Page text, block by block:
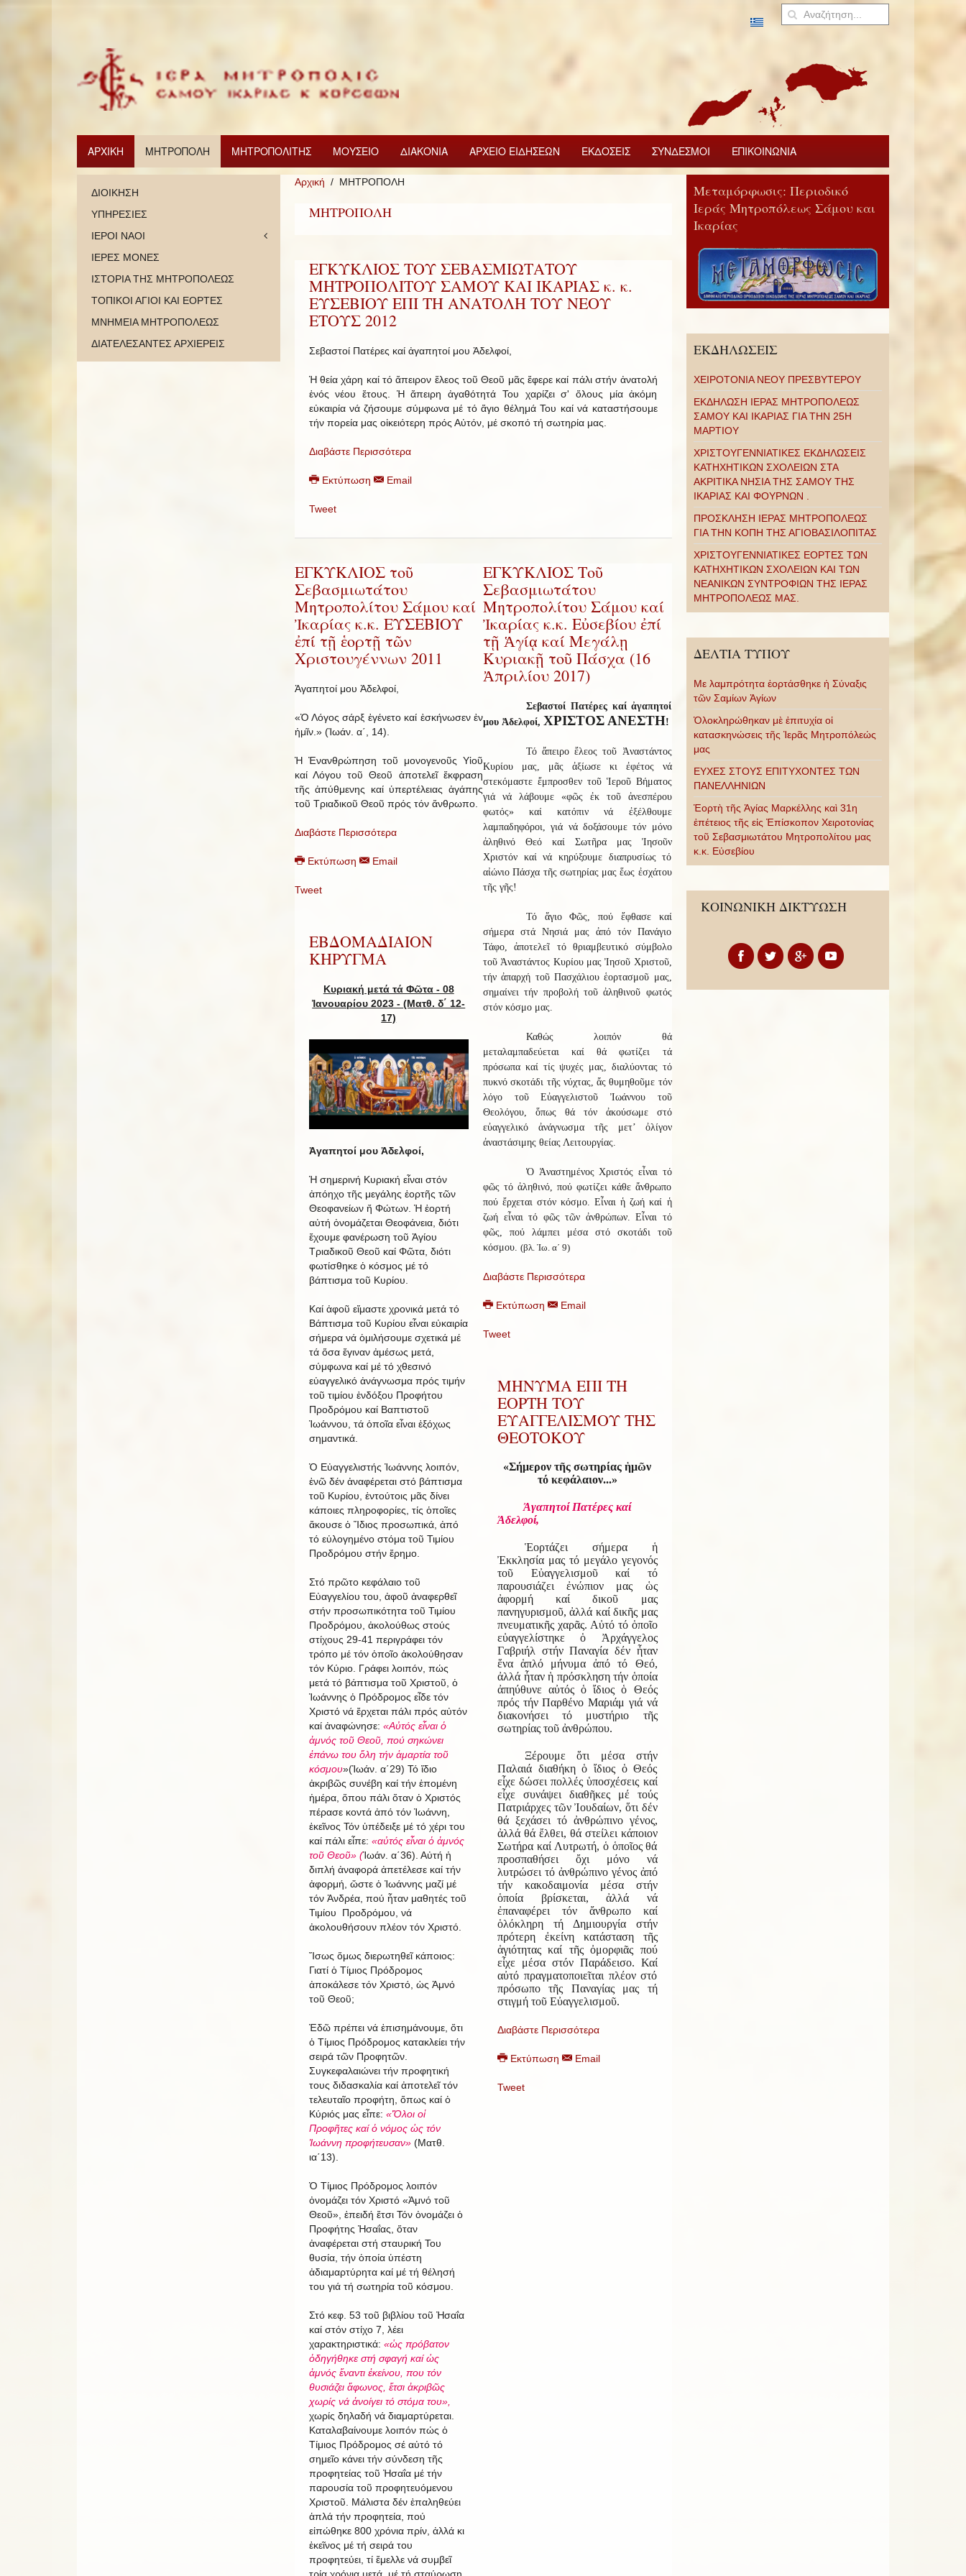
ΑΡΧΙΚΗ ΜΗΤΡΟΠΟΛΗ ΜΗΤΡΟΠΟΛΙΤΗΣ ΜΟΥΣΕΙΟ ΔΙΑΚΟΝΙΑ ΑΡΧΕΙΟ ΕΙΔΗΣΕΩΝ ΕΚΔΟΣΕΙΣ ΣΥΝΔΕΣΜΟΙ ΕΠΙΚΟΙΝΩΝΙΑ
Αρχική ΜΗΤΡΟΠΟΛΗ
ΜΗΤΡΟΠΟΛΗ
ΕΓΚΥΚΛΙΟΣ ΤΟΥ ΣΕΒΑΣΜΙΩΤΑΤΟΥ
ΜΗΤΡΟΠΟΛΙΤΟΥ ΣΑΜΟΥ ΚΑΙ ΙΚΑΡΙΑΣ κ. κ.
ΕΥΣΕΒΙΟΥ ΕΠΙ ΤΗ ΑΝΑΤΟΛΗ ΤΟΥ ΝΕΟΥ
ΕΤΟΥΣ 2012
Σεβαστοί Πατέρες καί ἀγαπητοί μου Ἀδελφοί,
Ἡ θεία χάρη καί τό ἄπειρον ἔλεος τοῦ Θεοῦ μᾶς ἔφερε καί πάλι στήν ἀνατολή
ἑνός νέου ἔτους. Ἡ ἄπειρη ἀγαθότητά Του χαρίζει σ' ὅλους μία ἀκόμη
εὐκαιρία νά ζήσουμε σύμφωνα μέ τό ἅγιο θέλημά Του καί νά καταστήσουμε
τήν πορεία μας οἰκειότερη πρός Αὐτόν, μέ σκοπό τή σωτηρία μας.
Διαβάστε Περισσότερα
Εκτύπωση Email
Tweet
ΕΓΚΥΚΛΙΟΣ τοῦ
Σεβασμιωτάτου
Μητροπολίτου Σάμου καί
Ἰκαρίας κ.κ. ΕΥΣΕΒΙΟΥ
ἐπί τῇ ἑορτῇ τῶν
Χριστουγέννων 2011
Ἀγαπητοί μου Ἀδελφοί,
«Ὁ Λόγος σάρξ ἐγένετο καί ἐσκήνωσεν ἐν
ἡμῖν.» (Ἰωάν. α΄, 14).
Ἡ Ἐνανθρώπηση τοῦ μονογενοῦς Υἱοῦ
καί Λόγου τοῦ Θεοῦ ἀποτελεῖ ἔκφραση
τῆς ἀπύθμενης καί ὑπερτέλειας ἀγάπης
τοῦ Τριαδικοῦ Θεοῦ πρός τόν ἄνθρωπο.
Διαβάστε Περισσότερα
Εκτύπωση Email
Tweet
ΕΒΔΟΜΑΔΙΑΙΟΝ
ΚΗΡΥΓΜΑ
Κυριακή μετά τά Φῶτα - 08
Ἰανουαρίου 2023 -(Ματθ. δ΄ 12-
17)
Ἀγαπητοί μου Ἀδελφοί,
Ἡ σημερινή Κυριακή εἶναι στόν
ἀπόηχο τῆς μεγάλης ἑορτῆς τῶν
Θεοφανείων ἤ Φώτων. Ἡ ἑορτή
αὐτή ὀνομάζεται Θεοφάνεια, διότι
ἔχουμε φανέρωση τοῦ Ἁγίου
Τριαδικοῦ Θεοῦ καί Φῶτα, διότι
φωτίσθηκε ὁ κόσμος μέ τό
βάπτισμα τοῦ Κυρίου.
Καί ἀφοῦ εἴμαστε χρονικά μετά τό
Βάπτισμα τοῦ Κυρίου εἶναι εὐκαιρία
σήμερα νά ὁμιλήσουμε σχετικά μέ
τά ὅσα ἔγιναν ἀμέσως μετά,
σύμφωνα καί μέ τό χθεσινό
εὐαγγελικό ἀνάγνωσμα πρός τιμήν
τοῦ τιμίου ἐνδόξου Προφήτου
Προδρόμου καί Βαπτιστοῦ
Ἰωάννου, τά ὁποῖα εἶναι ἐξόχως
σημαντικά.
Ὁ Εὐαγγελιστής Ἰωάννης λοιπόν,
ἐνῶ δέν ἀναφέρεται στό βάπτισμα
τοῦ Κυρίου, ἐντούτοις μᾶς δίνει
κάποιες πληροφορίες, τίς ὁποῖες
ἄκουσε ὁ Ἴδιος προσωπικά, ἀπό
τό εὐλογημένο στόμα τοῦ Τιμίου
Προδρόμου στήν ἔρημο.
Στό πρῶτο κεφάλαιο τοῦ
Εὐαγγελίου του, ἀφοῦ ἀναφερθεῖ
στήν προσωπικότητα τοῦ Τιμίου
Προδρόμου, ἀκολούθως στούς
στίχους 29-41 περιγράφει τόν
τρόπο μέ τόν ὁποῖο ἀκολούθησαν
τόν Κύριο. Γράφει λοιπόν, πώς
μετά τό βάπτισμα τοῦ Χριστοῦ, ὁ
Ἰωάννης ὁ Πρόδρομος εἶδε τόν
Χριστό νά ἔρχεται πάλι πρός αὐτόν
καί ἀναφώνησε: «Αὐτός εἶναι ὁ
ἀμνός τοῦ Θεοῦ, πού σηκώνει
ἐπάνω του ὅλη τήν ἁμαρτία τοῦ
κόσμου»(Ἰωάν. α΄29) Τό ἴδιο
ἀκριβῶς συνέβη καί τήν ἑπομένη
ἡμέρα, ὅπου πάλι ὅταν ὁ Χριστός
πέρασε κοντά ἀπό τόν Ἰωάννη,
ἐκεῖνος Τόν ὑπέδειξε μέ τό χέρι του
καί πάλι εἶπε: «αὐτός εἶναι ὁ ἀμνός
τοῦ Θεοῦ» (Ἰωάν. α΄36). Αὐτή ἡ
διπλή ἀναφορά ἀπετέλεσε καί τήν
ἀφορμή, ὥστε ὁ Ἰωάννης μαζί μέ
τόν Ἀνδρέα, πού ἦταν μαθητές τοῦ
Τιμίου Προδρόμου, νά
ἀκολουθήσουν πλέον τόν Χριστό.
Ἴσως ὅμως διερωτηθεῖ κάποιος:
Γιατί ὁ Τίμιος Πρόδρομος
ἀποκάλεσε τόν Χριστό, ὡς Ἀμνό
τοῦ Θεοῦ;
Ἐδῶ πρέπει νά ἐπισημάνουμε, ὅτι
ὁ Τίμιος Πρόδρομος κατακλείει τήν
σειρά τῶν Προφητῶν.
Συγκεφαλαιώνει τήν προφητική
τους διδασκαλία καί ἀποτελεῖ τόν
τελευταῖο προφήτη, ὅπως καί ὁ
Κύριός μας εἶπε: «Ὅλοι οἱ
Προφῆτες καί ὁ νόμος ὡς τόν
Ἰωάννη προφήτευσαν»(Ματθ.
ια΄13).
Ὁ Τίμιος Πρόδρομος λοιπόν
ὀνομάζει τόν Χριστό «Ἀμνό τοῦ
Θεοῦ», ἐπειδή ἔτσι Τόν ὀνομάζει ὁ
Προφήτης Ἠσαΐας, ὅταν
ἀναφέρεται στή σταυρική Του
θυσία, τήν ὁποία ὑπέστη
ἀδιαμαρτύρητα καί μέ τή θέλησή
του γιά τή σωτηρία τοῦ κόσμου.
Στό κεφ. 53 τοῦ βιβλίου τοῦ Ἠσαΐα
καί στόν στίχο 7, λέει
χαρακτηριστικά: «ὡς πρόβατον
ὁδηγήθηκε στή σφαγή καί ὡς
ἀμνός ἔναντι ἐκείνου, που τόν
θυσιάζει ἄφωνος, ἔτσι ἀκριβῶς
χωρίς νά ἀνοίγει τό στόμα του»,
χωρίς δηλαδή νά διαμαρτύρεται.
Καταλαβαίνουμε λοιπόν πώς ὁ
Τίμιος Πρόδρομος σέ αὐτό τό
σημεῖο κάνει τήν σύνδεση τῆς
προφητείας τοῦ Ἠσαΐα μέ τήν
παρουσία τοῦ προφητευόμενου
Χριστοῦ. Μάλιστα δέν ἐπαληθεύει
ἁπλά τήν προφητεία, πού
εἰπώθηκε 800 χρόνια πρίν, ἀλλά κι
ἐκεῖνος μέ τή σειρά του
προφητεύει, τί ἔμελλε νά συμβεῖ
ΕΓΚΥΚΛΙΟΣ Τοῦ
Σεβασμιωτάτου
Μητροπολίτου Σάμου καί
Ἰκαρίας κ.κ. Εὐσεβίου ἐπί
τῇ Ἁγίᾳ καί Μεγάλῃ
Κυριακῇ τοῦ Πάσχα (16
Ἀπριλίου 2017)
Σεβαστοί Πατέρες καί ἀγαπητοί
μου Ἀδελφοί, ΧΡΙΣΤΟΣ ΑΝΕΣΤΗ!
Τό ἄπειρο ἔλεος τοῦ Ἀναστάντος
Κυρίου μας, μᾶς ἀξίωσε κι ἐφέτος νά
στεκόμαστε ἔμπροσθεν τοῦ Ἱεροῦ Βήματος
γιά νά λάβουμε «φῶς ἐκ τοῦ ἀνεσπέρου
φωτός» καί κατόπιν νά ἐξέλθουμε
λαμπαδηφόροι, γιά νά δοξάσουμε τόν μόνο
ἀληθινό Θεό καί Σωτῆρα μας Ἰησοῦν
Χριστόν καί νά κηρύξουμε διαπρυσίως τό
αἰώνιο Πάσχα τῆς σωτηρίας μας ἕως ἐσχάτου
τῆς γῆς!
Τό ἅγιο Φῶς, πού ἔφθασε καί
σήμερα στά Νησιά μας ἀπό τόν Πανάγιο
Τάφο, ἀποτελεῖ τό θριαμβευτικό σύμβολο
τοῦ Ἀναστάντος Κυρίου μας Ἰησοῦ Χριστοῦ,
τήν ἀπαρχή τοῦ Πασχάλιου ἑορτασμοῦ μας,
σημαίνει τήν προβολή τοῦ ἀληθινοῦ φωτός
στόν κόσμο μας.
Καθώς λοιπόν θά
μεταλαμπαδεύεται καί θά φωτίζει τά
πρόσωπα καί τίς ψυχές μας, διαλύοντας τό
πυκνό σκοτάδι τῆς νύχτας, ἄς θυμηθοῦμε τόν
λόγο τοῦ Εὐαγγελιστοῦ Ἰωάννου τοῦ
Θεολόγου, ὅπως θά τόν ἀκούσωμε στό
εὐαγγελικό ἀνάγνωσμα τῆς μετ’ ὀλίγον
ἀναστάσιμης θείας Λειτουργίας.
Ὁ Ἀναστημένος Χριστός εἶναι τό
φῶς τό ἀληθινό, πού φωτίζει κάθε ἄνθρωπο
πού ἔρχεται στόν κόσμο. Εἶναι ἡ ζωή καί ἡ
ζωή εἶναι τό φῶς τῶν ἀνθρώπων. Εἶναι τό
φῶς, πού λάμπει μέσα στό σκοτάδι τοῦ
κόσμου. (βλ. Ἰω. α΄ 9)
Διαβάστε Περισσότερα
Εκτύπωση Email
Tweet
ΜΗΝΥΜΑ ΕΠΙ ΤΗ
ΕΟΡΤΗ ΤΟΥ
ΕΥΑΓΓΕΛΙΣΜΟΥ ΤΗΣ
ΘΕΟΤΟΚΟΥ
«Σήμερον τῆς σωτηρίας ἡμῶν
τό κεφάλαιον...»
Ἀγαπητοί Πατέρες καί
Ἀδελφοί,
Ἑορτάζει σήμερα ἡ
Ἐκκλησία μας τό μεγάλο γεγονός
τοῦ Εὐαγγελισμοῦ καί τό
παρουσιάζει ἐνώπιον μας ὡς
ἀφορμή καί δικοῦ μας
πανηγυρισμοῦ, ἀλλά καί δικῆς μας
πνευματικῆς χαρᾶς. Αὐτό τό ὁποῖο
εὐαγγελίστηκε ὁ Ἀρχάγγελος
Γαβριήλ στήν Παναγία δέν ἦταν
ἕνα ἁπλό μήνυμα ἀπό τό Θεό,
ἀλλά ἦταν ἡ πρόσκληση τήν ὁποία
ἀπηύθυνε αὐτός ὁ ἴδιος ὁ Θεός
πρός τήν Παρθένο Μαριάμ γιά νά
διακονήσει τό μυστήριο τῆς
σωτηρίας τοῦ ἀνθρώπου.
Ξέρουμε ὅτι μέσα στήν
Παλαιά διαθήκη ὁ ἴδιος ὁ Θεός
εἶχε δώσει πολλές ὑποσχέσεις καί
εἶχε συνάψει διαθῆκες μέ τούς
Πατριάρχες τῶν Ἰουδαίων, ὅτι δέν
θά ξεχάσει τό ἀνθρώπινο γένος,
ἀλλά θά ἔλθει, θά στείλει κάποιον
Σωτήρα καί Λυτρωτή, ὁ ὁποῖος θά
προσπαθήσει ὄχι μόνο νά
λυτρώσει τό ἀνθρώπινο γένος ἀπό
τήν κακοδαιμονία μέσα στήν
ὁποία βρίσκεται, ἀλλά νά
ἐπαναφέρει τόν ἄνθρωπο καί
ὁλόκληρη τή Δημιουργία στήν
πρότερη ἐκείνη κατάσταση τῆς
ἁγιότητας καί τῆς ὀμορφιᾶς πού
εἶχε μέσα στόν Παράδεισο. Καί
αὐτό πραγματοποιεῖται πλέον στό
πρόσωπο τῆς Παναγίας μας τή
στιγμή τοῦ Εὐαγγελισμοῦ.
Διαβάστε Περισσότερα
Εκτύπωση Email
Tweet
ΔΙΟΙΚΗΣΗ
ΥΠΗΡΕΣΙΕΣ
ΙΕΡΟΙ ΝΑΟΙ
ΙΕΡΕΣ ΜΟΝΕΣ
ΙΣΤΟΡΙΑ ΤΗΣ ΜΗΤΡΟΠΟΛΕΩΣ
ΤΟΠΙΚΟΙ ΑΓΙΟΙ ΚΑΙ ΕΟΡΤΕΣ
ΜΝΗΜΕΙΑ ΜΗΤΡΟΠΟΛΕΩΣ
ΔΙΑΤΕΛΕΣΑΝΤΕΣ ΑΡΧΙΕΡΕΙΣ
Μεταμόρφωσις: Περιοδικό
Ιεράς Μητροπόλεως Σάμου και
Ικαρίας
ΕΚΔΗΛΩΣΕΙΣ
ΧΕΙΡΟΤΟΝΙΑ ΝΕΟΥ ΠΡΕΣΒΥΤΕΡΟΥ
ΕΚΔΗΛΩΣΗ ΙΕΡΑΣ ΜΗΤΡΟΠΟΛΕΩΣ
ΣΑΜΟΥ ΚΑΙ ΙΚΑΡΙΑΣ ΓΙΑ ΤΗΝ 25Η
ΜΑΡΤΙΟΥ
ΧΡΙΣΤΟΥΓΕΝΝΙΑΤΙΚΕΣ ΕΚΔΗΛΩΣΕΙΣ
ΚΑΤΗΧΗΤΙΚΩΝ ΣΧΟΛΕΙΩΝ ΣΤΑ
ΑΚΡΙΤΙΚΑ ΝΗΣΙΑ ΤΗΣ ΣΑΜΟΥ ΤΗΣ
ΙΚΑΡΙΑΣ ΚΑΙ ΦΟΥΡΝΩΝ .
ΠΡΟΣΚΛΗΣΗ ΙΕΡΑΣ ΜΗΤΡΟΠΟΛΕΩΣ
ΓΙΑ ΤΗΝ ΚΟΠΗ ΤΗΣ ΑΓΙΟΒΑΣΙΛΟΠΙΤΑΣ
ΧΡΙΣΤΟΥΓΕΝΝΙΑΤΙΚΕΣ ΕΟΡΤΕΣ ΤΩΝ
ΚΑΤΗΧΗΤΙΚΩΝ ΣΧΟΛΕΙΩΝ ΚΑΙ ΤΩΝ
ΝΕΑΝΙΚΩΝ ΣΥΝΤΡΟΦΙΩΝ ΤΗΣ ΙΕΡΑΣ
ΜΗΤΡΟΠΟΛΕΩΣ ΜΑΣ.
ΔΕΛΤΙΑ ΤΥΠΟΥ
Με λαμπρότητα ἑορτάσθηκε ἡ Σύναξις
τῶν Σαμίων Ἁγίων
Ὁλοκληρώθηκαν μὲ ἐπιτυχία οἱ
κατασκηνώσεις τῆς Ἱερᾶς Μητροπόλεώς
μας
ΕΥΧΕΣ ΣΤΟΥΣ ΕΠΙΤΥΧΟΝΤΕΣ ΤΩΝ
ΠΑΝΕΛΛΗΝΙΩΝ
Ἑορτὴ τῆς Ἁγίας Μαρκέλλης καὶ 31η
ἐπέτειος τῆς εἰς Ἐπίσκοπον Χειροτονίας
τοῦ Σεβασμιωτάτου Μητροπολίτου μας
κ.κ. Εὐσεβίου
ΚΟΙΝΩΝΙΚΗ ΔΙΚΤΥΩΣΗ